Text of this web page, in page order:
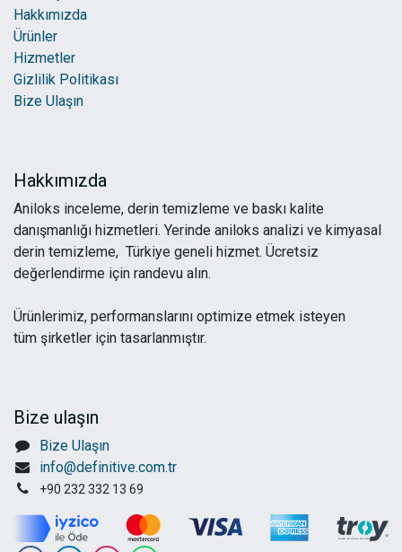
Hakkımızda
Ürünler
Hizmetler
Gizlilik Politikası
Bize Ulaşın
Hakkımızda
Aniloks inceleme, derin temizleme ve baskı kalite
danışmanlığı hizmetleri. Yerinde aniloks analizi ve kimyasal
derin temizleme, Türkiye geneli hizmet. Ücretsiz
değerlendirme için randevu alın.
Ürünlerimiz, performanslarını optimize etmek isteyen
tüm şirketler için tasarlanmıştır.
Bize ulaşın
Bize Ulaşın
info@definitive.com.tr
+90 232 332 13 69